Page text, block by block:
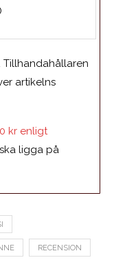
Tillhandahållaren
artikelns
kr enligt
ligga på
RECENSION